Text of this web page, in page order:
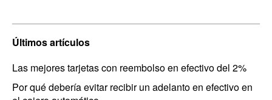
Últimos artículos
Las mejores tarjetas con reembolso en efectivo del 2%
Por qué debería evitar recibir un adelanto en efectivo en